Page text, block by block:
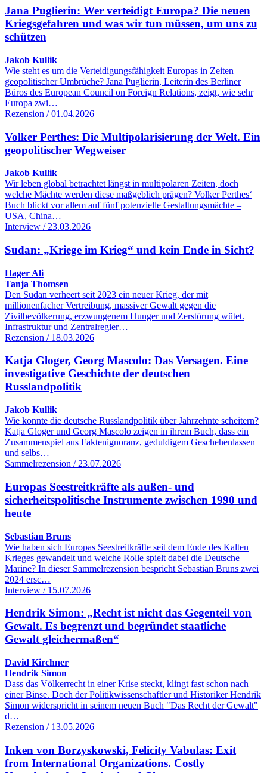
Jana Puglierin: Wer verteidigt Europa? Die neuen
Kriegsgefahren und was wir tun müssen, um uns zu
schützen
Jakob Kullik
Wie steht es um die Verteidigungsfähigkeit Europas in Zeiten
geopolitischer Umbrüche? Jana Puglierin, Leiterin des Berliner
Büros des European Council on Foreign Relations, zeigt, wie sehr
Europa zwi…
Rezension / 01.04.2026
Volker Perthes: Die Multipolarisierung der Welt. Ein
geopolitischer Wegweiser
Jakob Kullik
Wir leben global betrachtet längst in multipolaren Zeiten, doch
welche Mächte werden diese maßgeblich prägen? Volker Perthes‘
Buch blickt vor allem auf fünf potenzielle Gestaltungsmächte –
USA, China…
Interview / 23.03.2026
Sudan: „Kriege im Krieg“ und kein Ende in Sicht?
Hager Ali
Tanja Thomsen
Den Sudan verheert seit 2023 ein neuer Krieg, der mit
millionenfacher Vertreibung, massiver Gewalt gegen die
Zivilbevölkerung, erzwungenem Hunger und Zerstörung wütet.
Infrastruktur und Zentralregier…
Rezension / 18.03.2026
Katja Gloger, Georg Mascolo: Das Versagen. Eine
investigative Geschichte der deutschen
Russlandpolitik
Jakob Kullik
Wie konnte die deutsche Russlandpolitik über Jahrzehnte scheitern?
Katja Gloger und Georg Mascolo zeigen in ihrem Buch, dass ein
Zusammenspiel aus Faktenignoranz, geduldigem Geschehenlassen
und selbs…
Sammelrezension / 23.07.2026
Europas Seestreitkräfte als außen- und
sicherheitspolitische Instrumente zwischen 1990 und
heute
Sebastian Bruns
Wie haben sich Europas Seestreitkräfte seit dem Ende des Kalten
Krieges gewandelt und welche Rolle spielt dabei die Deutsche
Marine? In dieser Sammelrezension bespricht Sebastian Bruns zwei
2024 ersc…
Interview / 15.07.2026
Hendrik Simon: „Recht ist nicht das Gegenteil von
Gewalt. Es begrenzt und begründet staatliche
Gewalt gleichermaßen“
David Kirchner
Hendrik Simon
Dass das Völkerrecht in einer Krise steckt, klingt fast schon nach
einer Binse. Doch der Politikwissenschaftler und Historiker Hendrik
Simon widerspricht in seinem neuen Buch "Das Recht der Gewalt"
d…
Rezension / 13.05.2026
Inken von Borzyskowski, Felicity Vabulas: Exit
from International Organizations. Costly